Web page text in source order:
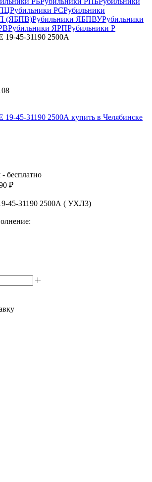
Рубильники РСРубильники
(ЯБПВ)Рубильники ЯБПВУРубильники
Рубильники ЯРПРубильники Р
19-45-31190 2500А
бесплатно
₽
45-31190 2500А ( УХЛ3)